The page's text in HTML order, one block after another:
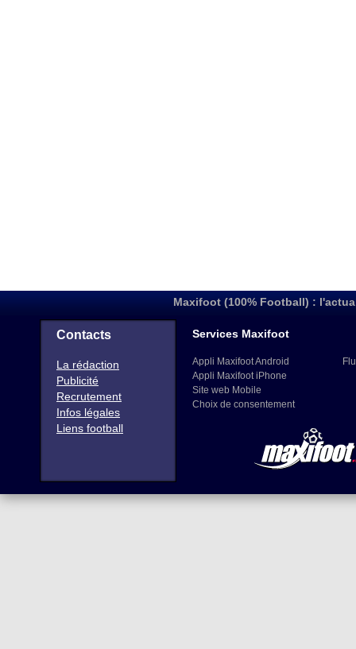
Maxifoot (100% Football) :
Contacts
La rédaction
Publicité
Recrutement
Infos légales
Liens football
Services Maxifoot
Appli Maxifoot Android
Appli Maxifoot iPhone
Site web Mobile
Choix de consentement